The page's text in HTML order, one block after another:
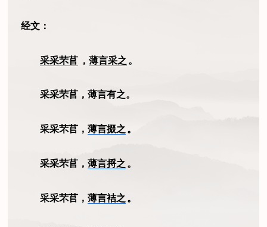
经文：
采采芣苢 ， 薄言采之 。
采采芣苢，薄言有之。
采采芣苢， 薄言掇之 。
采采芣苢， 薄言捋之 。
采采芣苢， 薄言袺之 。